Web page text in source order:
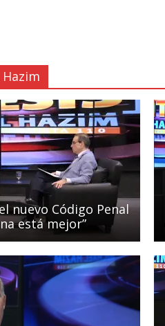
nuevo Código Penal
está mejor”